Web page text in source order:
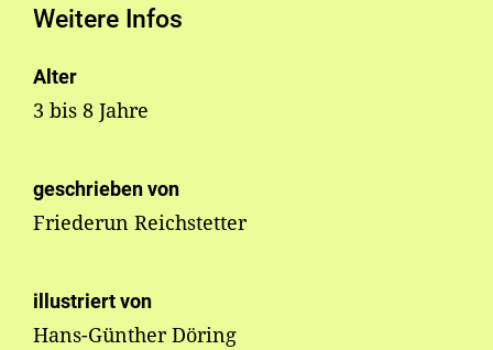
Weitere Infos
Alter
3 bis 8 Jahre
geschrieben von
Friederun Reichstetter
illustriert von
Hans-Günther Döring